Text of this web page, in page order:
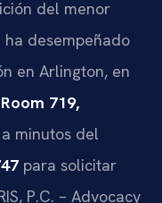
del menor
desempeñado
en Arlington, en
719,
minutos del
para solicitar
P.C. – Advocacy